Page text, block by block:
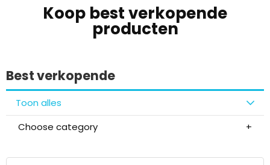
Koop best verkopende
producten
Best verkopende
Toon alles
Choose category